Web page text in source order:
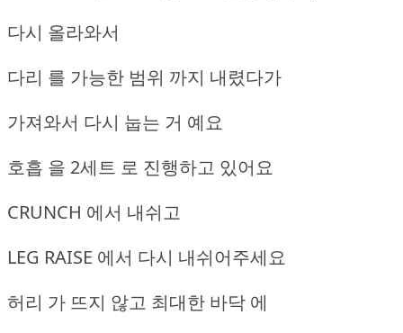
다시 올라와서
다리 를 가능한 범위 까지 내렸다가
가져와서 다시 눕는 거 예요
호흡 을 2세트 로 진행하고 있어요
CRUNCH 에서 내쉬고
LEG RAISE 에서 다시 내쉬어주세요
허리 가 뜨지 않고 최대한 바닥 에